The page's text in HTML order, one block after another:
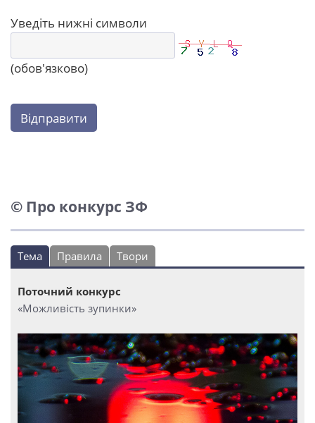
Уведіть нижні символи
(обов'язково)
Відправити
© Про конкурс ЗФ
Тема Правила Твори
Поточний конкурс
«Можливість зупинки»